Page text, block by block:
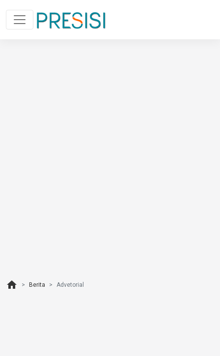
home Berita Advetorial